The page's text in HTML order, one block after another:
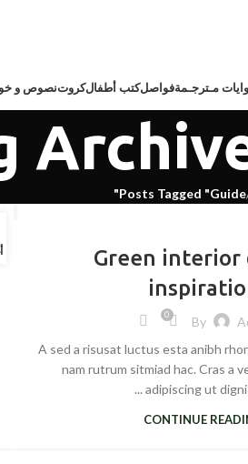
مـترجـمةفواصلكتب أطفالكروتنصوص و
Posts Tagged "Guide"
Green interior
By
0
A sed a risusat luctus esta anibh
nam rutrum sitmiad hac. Cras a
adipiscing ut
CONTINUE